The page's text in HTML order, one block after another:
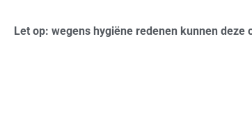
Let op: wegens hygiëne redenen kunnen